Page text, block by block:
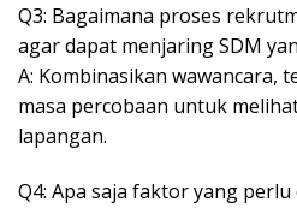
Q3: Bagaimana proses
agar dapat menjaring SDM
A: Kombinasikan wawancara,
masa percobaan untuk
lapangan.
Q4: Apa saja faktor yang